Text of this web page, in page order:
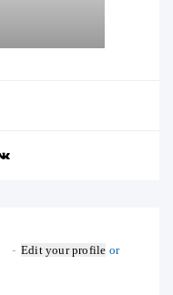
Edit your profile or